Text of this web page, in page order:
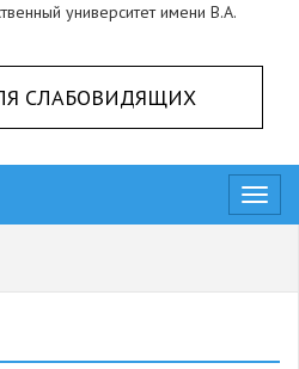
университет имени В.А.
СЛАБОВИДЯЩИХ